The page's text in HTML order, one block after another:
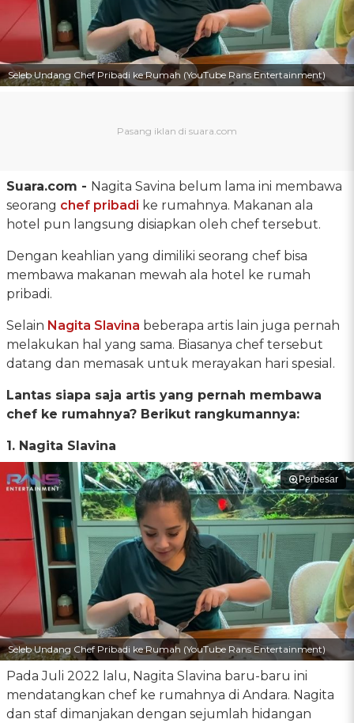
Seleb Undang Chef Pribadi ke Rumah (YouTube Rans Entertainment)
Suara.com - Nagita Savina belum lama ini membawa
seorang chef pribadi ke rumahnya. Makanan ala
hotel pun langsung disiapkan oleh chef tersebut.
Dengan keahlian yang dimiliki seorang chef bisa
membawa makanan mewah ala hotel ke rumah
pribadi.
Selain Nagita Slavina beberapa artis lain juga pernah
melakukan hal yang sama. Biasanya chef tersebut
datang dan memasak untuk merayakan hari spesial.
Lantas siapa saja artis yang pernah membawa
chef ke rumahnya? Berikut rangkumannya:
1. Nagita Slavina
Perbesar
Seleb Undang Chef Pribadi ke Rumah (YouTube Rans Entertainment)
Pada Juli 2022 lalu, Nagita Slavina baru-baru ini
mendatangkan chef ke rumahnya di Andara. Nagita
dan staf dimanjakan dengan sejumlah hidangan